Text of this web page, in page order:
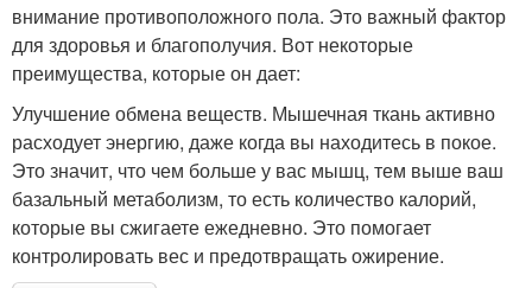
внимание противоположного пола. Это важный фактор
для здоровья и благополучия. Вот некоторые
преимущества, которые он дает:
Улучшение обмена веществ. Мышечная ткань активно
расходует энергию, даже когда вы находитесь в покое.
Это значит, что чем больше у вас мышц, тем выше ваш
базальный метаболизм, то есть количество калорий,
которые вы сжигаете ежедневно. Это помогает
контролировать вес и предотвращать ожирение.